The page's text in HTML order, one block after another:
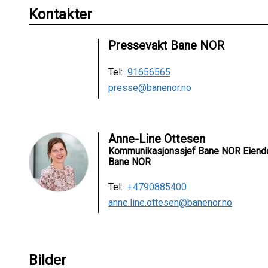
Kontakter
Pressevakt Bane NOR
Tel: 91656565
presse@banenor.no
Anne-Line Ottesen
Kommunikasjonssjef Bane NOR
Bane NOR
Tel: +4790885400
anne.line.ottesen@banenor.no
Bilder